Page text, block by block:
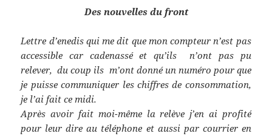
Des nouvelles du front
Lettre d’enedis qui me dit que mon compteur n’est pas
accessible car cadenassé et qu’ils n’ont pas pu
relever, du coup ils m’ont donné un numéro pour que
je puisse communiquer les chiffres de consommation,
je l’ai fait ce midi.
Après avoir fait moi-même la relève j’en ai profité
pour leur dire au téléphone et aussi par courrier en